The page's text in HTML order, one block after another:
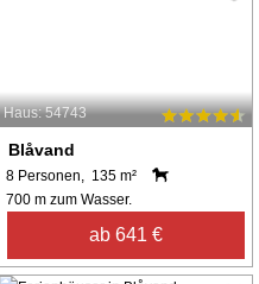
Haus: 54743
Blåvand
8 Personen, 135 m²
700 m zum Wasser.
ab 641 €